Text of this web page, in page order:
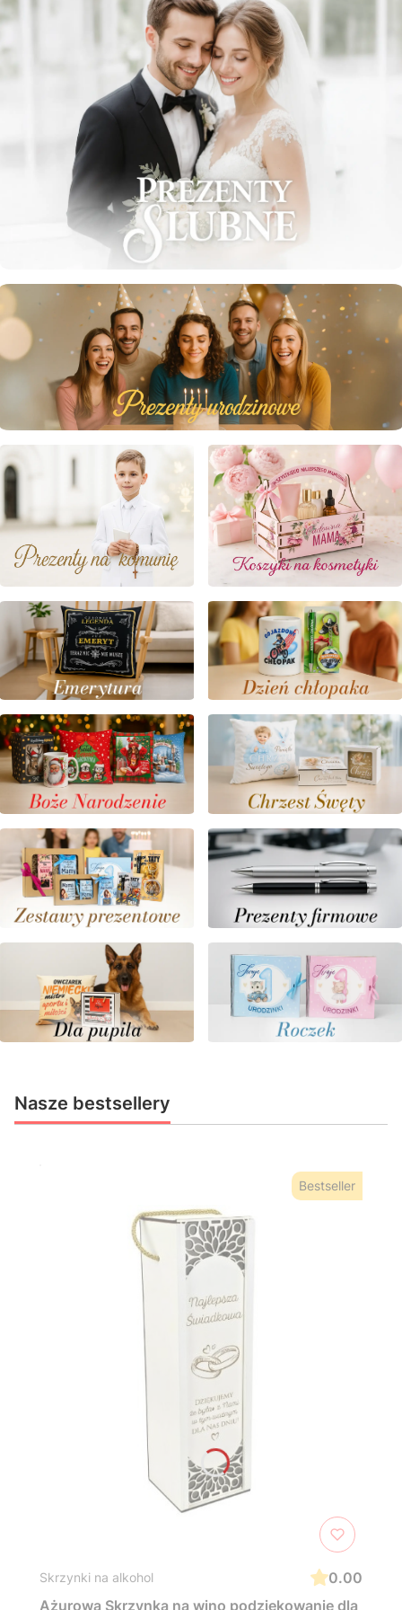
Nasze bestsellery
Bestseller
Skrzynki na alkohol
0.00
Ażurowa Skrzynka na wino podziękowanie dla